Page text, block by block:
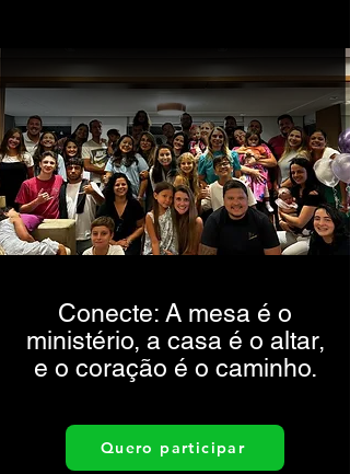
Conecte: A mesa é o
ministério, a casa é o altar,
e o coração é o caminho.
Quero participar